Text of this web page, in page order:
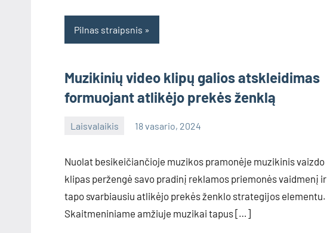
Pilnas straipsnis
Muzikinių video klipų galios atskleidimas
formuojant atlikėjo prekės ženklą
Laisvalaikis 18 vasario, 2024
Nuolat besikeičiančioje muzikos pramonėje muzikinis vaizdo
klipas peržengė savo pradinį reklamos priemonės vaidmenį ir
tapo svarbiausiu atlikėjo prekės ženklo strategijos elementu.
Skaitmeniniame amžiuje muzikai tapus […]